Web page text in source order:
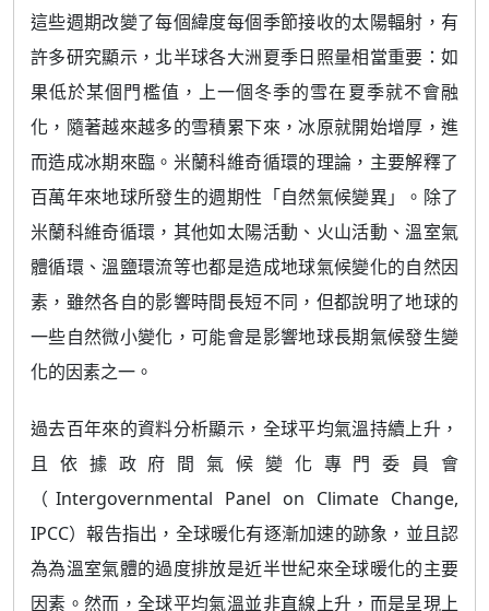
這些週期改變了每個緯度每個季節接收的太陽輻射，有
許多研究顯示，北半球各大洲夏季日照量相當重要：如
果低於某個門檻值，上一個冬季的雪在夏季就不會融
化，隨著越來越多的雪積累下來，冰原就開始增厚，進
而造成冰期來臨。米蘭科維奇循環的理論，主要解釋了
百萬年來地球所發生的週期性「自然氣候變異」。除了
米蘭科維奇循環，其他如太陽活動、火山活動、溫室氣
體循環、溫鹽環流等也都是造成地球氣候變化的自然因
素，雖然各自的影響時間長短不同，但都說明了地球的
一些自然微小變化，可能會是影響地球長期氣候發生變
化的因素之一。
過去百年來的資料分析顯示，全球平均氣溫持續上升，
且依據政府間氣候變化專門委員會
（Intergovernmental Panel on Climate Change,
IPCC）報告指出，全球暖化有逐漸加速的跡象，並且認
為為溫室氣體的過度排放是近半世紀來全球暖化的主要
因素。然而，全球平均氣溫並非直線上升，而是呈現上